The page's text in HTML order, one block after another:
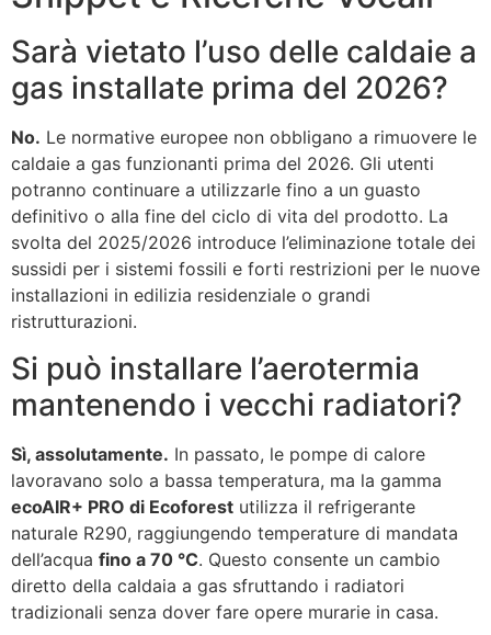
Sarà vietato l’uso delle caldaie a
gas installate prima del 2026?
No. Le normative europee non obbligano a rimuovere le
caldaie a gas funzionanti prima del 2026. Gli utenti
potranno continuare a utilizzarle fino a un guasto
definitivo o alla fine del ciclo di vita del prodotto. La
svolta del 2025/2026 introduce l’eliminazione totale dei
sussidi per i sistemi fossili e forti restrizioni per le nuove
installazioni in edilizia residenziale o grandi
ristrutturazioni.
Si può installare l’aerotermia
mantenendo i vecchi radiatori?
Sì, assolutamente. In passato, le pompe di calore
lavoravano solo a bassa temperatura, ma la gamma
ecoAIR+ PRO di Ecoforest utilizza il refrigerante
naturale R290, raggiungendo temperature di mandata
dell’acqua fino a 70 °C. Questo consente un cambio
diretto della caldaia a gas sfruttando i radiatori
tradizionali senza dover fare opere murarie in casa.